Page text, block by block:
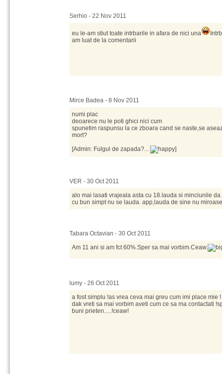
Serhio - 22 Nov 2011
eu le-am stiut toate intrbarile in afara de nici una
am luat de la comentarii
Mirce Badea - 8 Nov 2011
numi plac
deoarece nu le poti ghici nici cum
spunetim raspunsu la ce zboara cand se naste,se
mort?
[Admin: Fulgul de zapada?...
]
VER - 30 Oct 2011
alo mai lasati vrajeala asta cu 18.lauda si minciunile
cu bun simpt nu se lauda. app,lauda de sine nu
Tabara Octavian - 30 Oct 2011
Am 11 ani si am fct 60%.Sper sa mai vorbim.Ceaw.
lumy - 26 Oct 2011
a fost simplu !as vrea ceva mai greu cum imi place mie !
dak vreti sa mai vorbim aveti cum ce sa ma contactati
buni prieten.....!ceaw!